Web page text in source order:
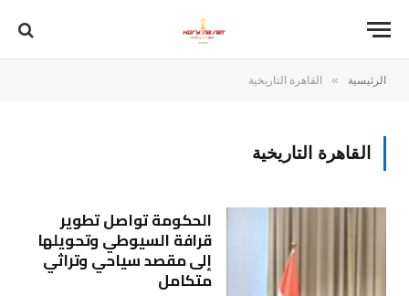
الرئيسية » القاهرة التاريخية
القاهرة التاريخية
الحكومة تواصل تطوير
قرافة السيوطي وتحويلها
إلى مقصد سياحي وتراثي
متكامل